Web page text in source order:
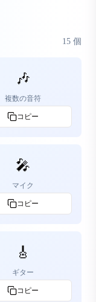
15 個
🎶
複数の音符
コピー
🎤
マイク
コピー
🎸
ギター
コピー